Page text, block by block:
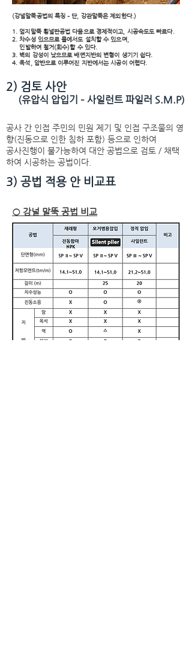
(강널말뚝공법의 특징 – 단, 강관말뚝은 제외한다.)
1. 엄지말뚝 횡널판공법 다음으로 경제적이고, 시공속도도 빠르다.
2. 차수성 있으므로 물에서도 설치할 수 있으며,
인발하여 철거(회수)할 수 있다.
3. 벽의 강성이 낮으므로 배면지반의 변형이 생기기 쉽다.
4. 옥석, 암반으로 이루어진 지반에서는 시공이 어렵다.
2) 검토 사안
(유압식 압입기 – 사일런트 파일러 S.M.P)
공사 간 인접 주민의 민원 제기 및 인접 구조물의 영
향(진동으로 인한 침하 포함) 등으로 인하여
공사진행이 불가능하여 대안 공법으로 검토 / 채택
하여 시공하는 공법이다.
3) 공법 적용 안 비교표
○ 강널 말뚝 공법 비교